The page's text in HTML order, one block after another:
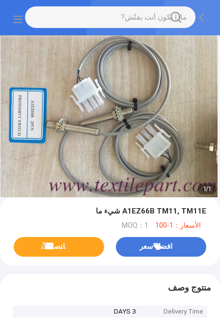
1
/
1
A1EZ66B TM11, TM11E شيء ما
الأسعار：1-100 MOQ：1
افضل سعر ﺎﺘﺼﻟ ﺍﻶﻧ
منتوج وصف
Delivery Time
3 DAYS